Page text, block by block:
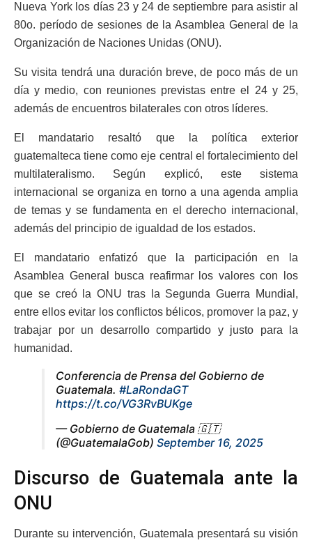
Nueva York los días 23 y 24 de septiembre para asistir al
80o. período de sesiones de la Asamblea General de la
Organización de Naciones Unidas (ONU).
Su visita tendrá una duración breve, de poco más de un
día y medio, con reuniones previstas entre el 24 y 25,
además de encuentros bilaterales con otros líderes.
El mandatario resaltó que la política exterior
guatemalteca tiene como eje central el fortalecimiento del
multilateralismo. Según explicó, este sistema
internacional se organiza en torno a una agenda amplia
de temas y se fundamenta en el derecho internacional,
además del principio de igualdad de los estados.
El mandatario enfatizó que la participación en la
Asamblea General busca reafirmar los valores con los
que se creó la ONU tras la Segunda Guerra Mundial,
entre ellos evitar los conflictos bélicos, promover la paz, y
trabajar por un desarrollo compartido y justo para la
humanidad.
Conferencia de Prensa del Gobierno de
Guatemala. #LaRondaGT
https://t.co/VG3RvBUKge
— Gobierno de Guatemala 🇬🇹
(@GuatemalaGob) September 16, 2025
Discurso de Guatemala ante la
ONU
Durante su intervención, Guatemala presentará su visión